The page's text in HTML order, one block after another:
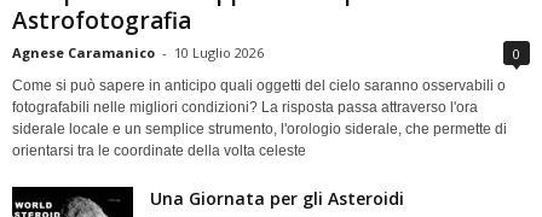
Astrofotografia
Agnese Caramanico - 10 Luglio 2026 0
Come si può sapere in anticipo quali oggetti del cielo saranno osservabili o
fotografabili nelle migliori condizioni? La risposta passa attraverso l'ora
siderale locale e un semplice strumento, l'orologio siderale, che permette di
orientarsi tra le coordinate della volta celeste
Una Giornata per gli Asteroidi